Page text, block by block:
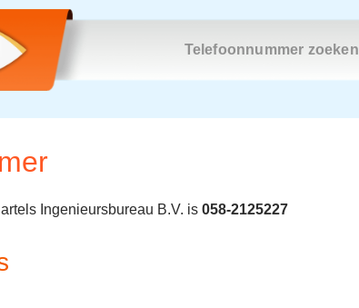
Telefoonnummer zoeken
Ingenieursbureau B.V. is 058-2125227